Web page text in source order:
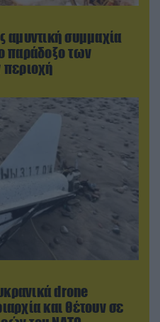
αμυντική συμμαχία
παράδοξο των
drone
και θέτουν σε